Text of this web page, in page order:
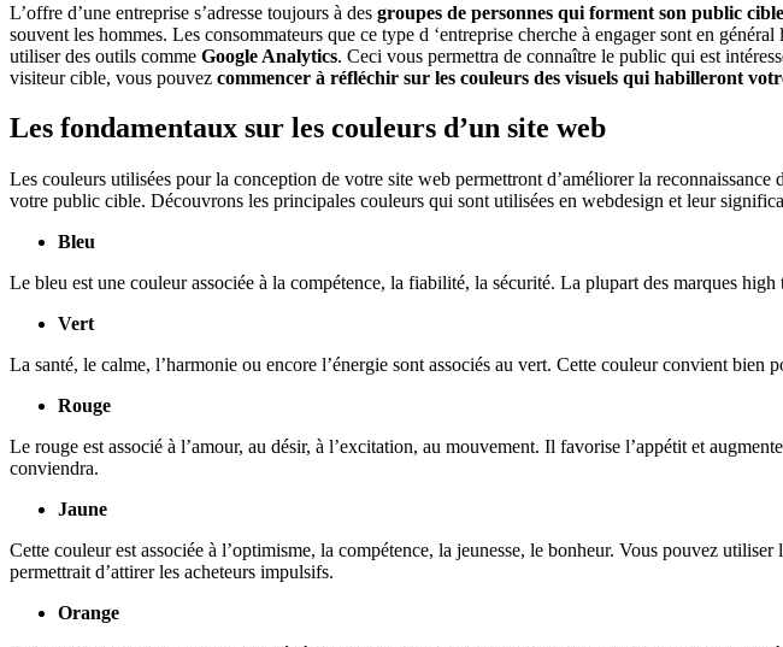
L’offre d’une entreprise s’adresse toujours à des groupes de personnes qui forment son public cible
souvent les hommes. Les consommateurs que ce type d ‘entreprise cherche à engager sont en
utiliser des outils comme Google Analytics. Ceci vous permettra de connaître le public qui est
visiteur cible, vous pouvez commencer à réfléchir sur les couleurs des visuels qui habilleront
Les fondamentaux sur les couleurs d’un site web
Les couleurs utilisées pour la conception de votre site web permettront d’améliorer la
votre public cible. Découvrons les principales couleurs qui sont utilisées en webdesign et leur
Bleu
Le bleu est une couleur associée à la compétence, la fiabilité, la sécurité. La plupart des marques
Vert
La santé, le calme, l’harmonie ou encore l’énergie sont associés au vert. Cette couleur convient bien
Rouge
Le rouge est associé à l’amour, au désir, à l’excitation, au mouvement. Il favorise l’appétit et
conviendra.
Jaune
Cette couleur est associée à l’optimisme, la compétence, la jeunesse, le bonheur. Vous pouvez
permettrait d’attirer les acheteurs impulsifs.
Orange